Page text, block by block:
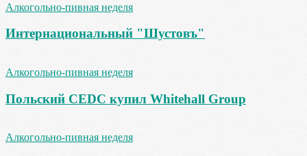
Алкогольно-пивная неделя
Интернациональный "Шустовъ"
Алкогольно-пивная неделя
Польский CEDC купил Whitehall Group
Алкогольно-пивная неделя